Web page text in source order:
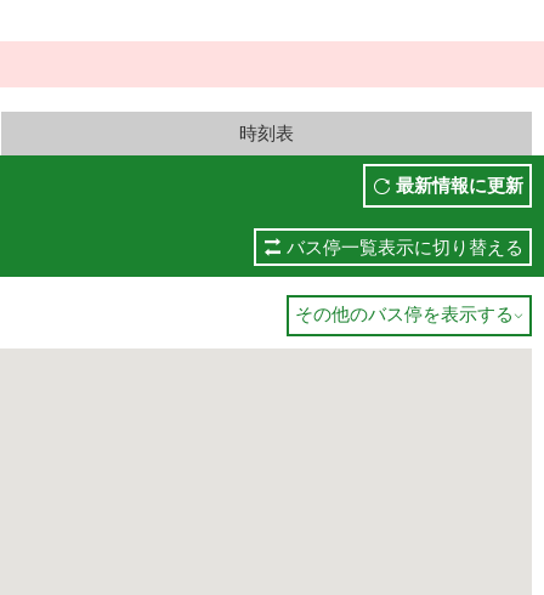
時刻表
最新情報に更新
バス停一覧表示に切り替える
その他のバス停を表示する 